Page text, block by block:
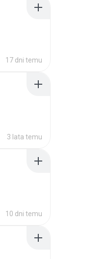
17 dni temu
3 lata temu
10 dni temu